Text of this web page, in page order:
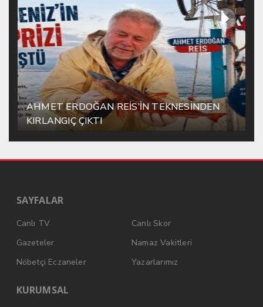
AHMET ERDOĞAN REİS’İN TEKNESİNDEN
KIRLANGIÇ ÇIKTI
SAYFALAR
Canlı TV
Canlı Skor
Gazeteler
Namaz Vakitleri
Nöbetçi Eczaneler
Yazarlarımız
KURUMSAL